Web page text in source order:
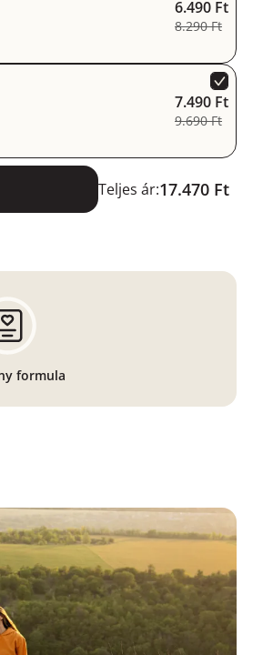
6.490 Ft
8.290 Ft
7.490 Ft
9.690 Ft
Teljes ár:17.470 Ft
formula